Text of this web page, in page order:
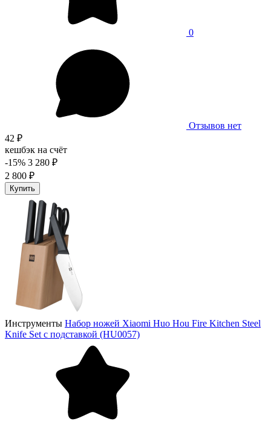
0
Отзывов нет
42 ₽
кешбэк на счёт
-15% 3 280 ₽
2 800 ₽
Купить
Инструменты Набор ножей Xiaomi Huo Hou Fire Kitchen Steel
Knife Set с подставкой (HU0057)